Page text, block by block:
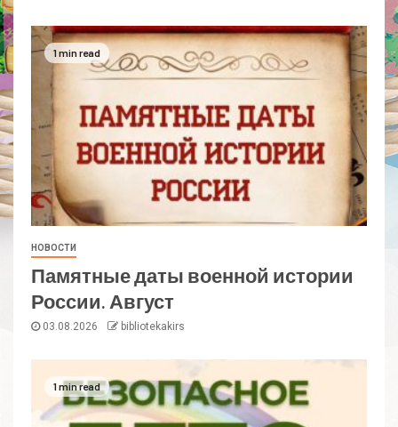
1 min read
НОВОСТИ
Памятные даты военной истории
России. Август
03.08.2026 bibliotekakirs
1 min read